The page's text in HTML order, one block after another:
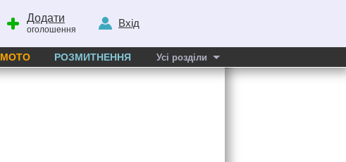
Додати
оголошення
Вхід
МОТО РОЗМИТНЕННЯ Усі розділи